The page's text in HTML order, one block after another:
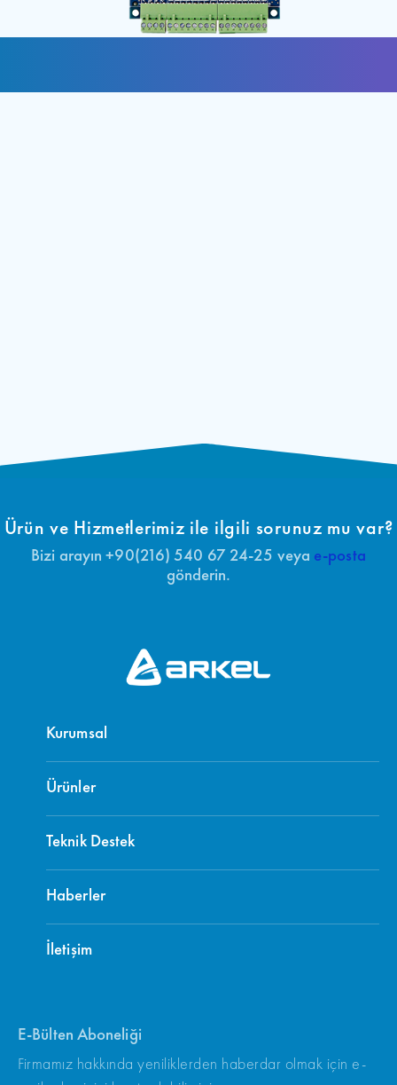
Ürün ve Hizmetlerimiz ile ilgili sorunuz mu var?
Bizi arayın +90(216) 540 67 24-25 veya e-posta
gönderin.
Kurumsal
Ürünler
Teknik Destek
Haberler
İletişim
E-Bülten Aboneliği
Firmamız hakkında yeniliklerden haberdar olmak için e-